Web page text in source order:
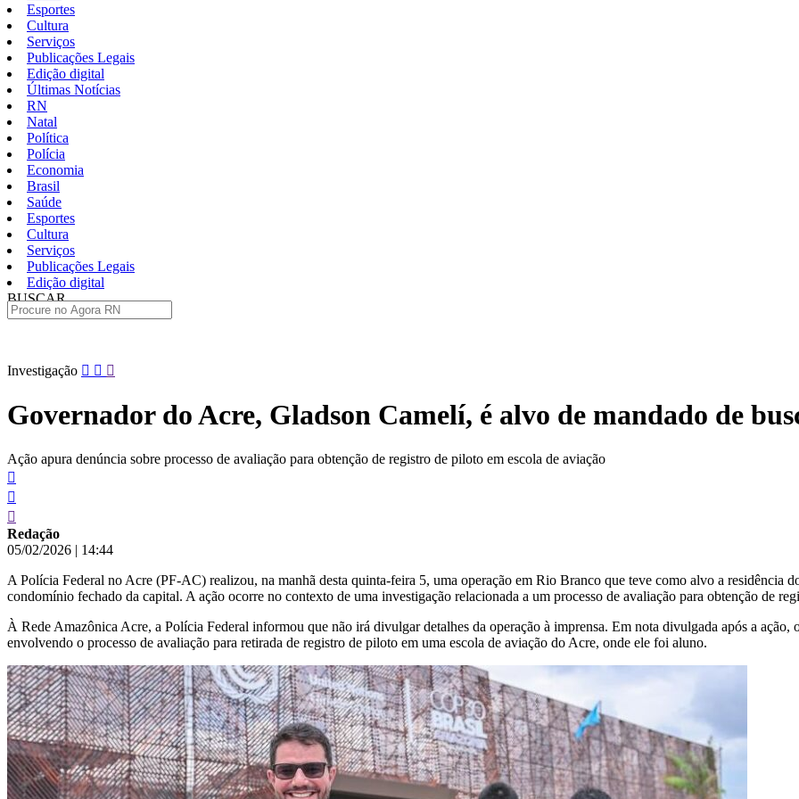
Esportes
Cultura
Serviços
Publicações Legais
Edição digital
Últimas Notícias
RN
Natal
Política
Polícia
Economia
Brasil
Saúde
Esportes
Cultura
Serviços
Publicações Legais
Edição digital
BUSCAR
Pular
conteúdo
Investigação
Governador do Acre, Gladson Camelí, é alvo de mandado de
Ação apura denúncia sobre processo de avaliação para obtenção de registro de piloto em escola de aviação
Redação
05/02/2026 | 14:44
A Polícia Federal no Acre (PF-AC) realizou, na manhã desta quinta-feira 5, uma operação em Rio Branco que teve como alvo a residência
condomínio fechado da capital. A ação ocorre no contexto de uma investigação relacionada a um processo de avaliação para obtenção de
À Rede Amazônica Acre, a Polícia Federal informou que não irá divulgar detalhes da operação à imprensa. Em nota divulgada após a
envolvendo o processo de avaliação para retirada de registro de piloto em uma escola de aviação do Acre, onde ele foi aluno.